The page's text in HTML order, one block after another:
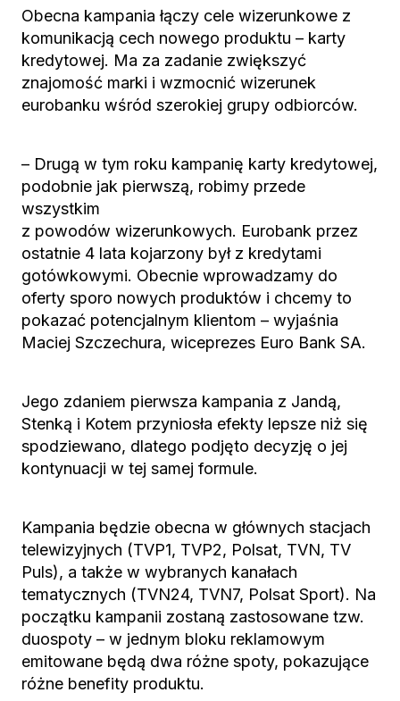
Obecna kampania łączy cele wizerunkowe z
komunikacją cech nowego produktu – karty
kredytowej. Ma za zadanie zwiększyć
znajomość marki i wzmocnić wizerunek
eurobanku wśród szerokiej grupy odbiorców.
– Drugą w tym roku kampanię karty kredytowej,
podobnie jak pierwszą, robimy przede
wszystkim
z powodów wizerunkowych. Eurobank przez
ostatnie 4 lata kojarzony był z kredytami
gotówkowymi. Obecnie wprowadzamy do
oferty sporo nowych produktów i chcemy to
pokazać potencjalnym klientom – wyjaśnia
Maciej Szczechura, wiceprezes Euro Bank SA.
Jego zdaniem pierwsza kampania z Jandą,
Stenką i Kotem przyniosła efekty lepsze niż się
spodziewano, dlatego podjęto decyzję o jej
kontynuacji w tej samej formule.
Kampania będzie obecna w głównych stacjach
telewizyjnych (TVP1, TVP2, Polsat, TVN, TV
Puls), a także w wybranych kanałach
tematycznych (TVN24, TVN7, Polsat Sport). Na
początku kampanii zostaną zastosowane tzw.
duospoty – w jednym bloku reklamowym
emitowane będą dwa różne spoty, pokazujące
różne benefity produktu.